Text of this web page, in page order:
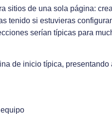
sitios de una sola página:
tenido si estuvieras
serían típicas para
de inicio típica, presentando